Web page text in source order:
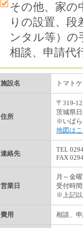
その他、家の
りの設置、
ンタル等）
相談、申請代
施設名 トマト
住所
〒319-
茨城県
※いばら
地図は
連絡先
TEL
FAX
営業日
月～金
受付時
※上記以
費用 相談、